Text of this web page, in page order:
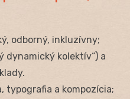
odborný, inkluzívny;
dynamický kolektív“) a
typografia a kompozícia;